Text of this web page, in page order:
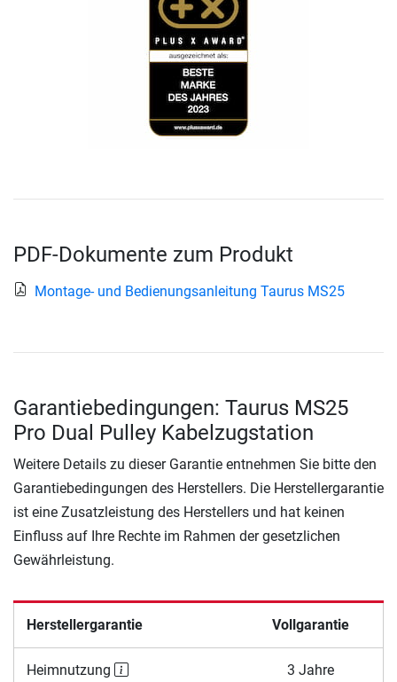
PDF-Dokumente zum Produkt
Montage- und Bedienungsanleitung Taurus MS25
Garantiebedingungen: Taurus MS25
Pro Dual Pulley Kabelzugstation
Weitere Details zu dieser Garantie entnehmen Sie bitte den
Garantiebedingungen des Herstellers. Die Herstellergarantie
ist eine Zusatzleistung des Herstellers und hat keinen
Einfluss auf Ihre Rechte im Rahmen der gesetzlichen
Gewährleistung.
Herstellergarantie Vollgarantie
Heimnutzung 3 Jahre